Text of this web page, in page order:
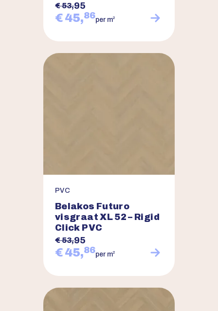
€ 53,95
€ 45,86per m2
PVC
Belakos Futuro
visgraat XL 52 – Rigid
Click PVC
€ 53,95
€ 45,86per m2